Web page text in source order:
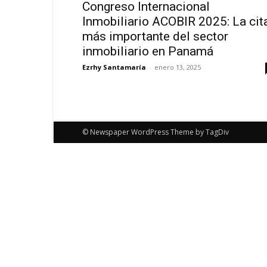
Congreso Internacional
Inmobiliario ACOBIR 2025: La
más importante del sector
inmobiliario en Panamá
Ezrhy Santamaría - enero 13, 2025
© Newspaper WordPress Theme by TagDiv